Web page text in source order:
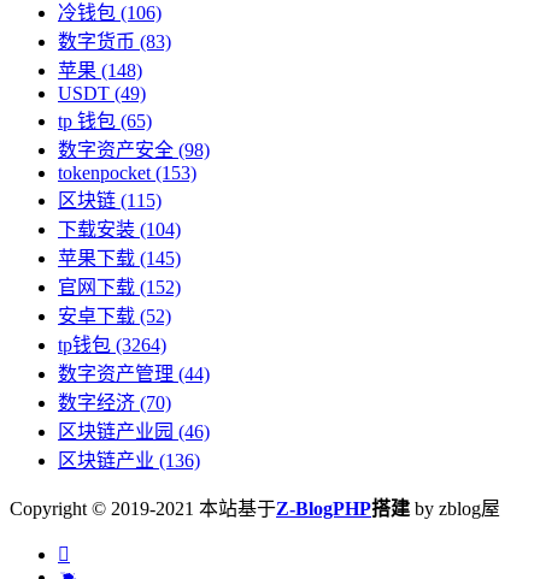
冷钱包 (106)
数字货币 (83)
苹果 (148)
USDT (49)
tp 钱包 (65)
数字资产安全 (98)
tokenpocket (153)
区块链 (115)
下载安装 (104)
苹果下载 (145)
官网下载 (152)
安卓下载 (52)
tp钱包 (3264)
数字资产管理 (44)
数字经济 (70)
区块链产业园 (46)
区块链产业 (136)
Copyright © 2019-2021 本站基于Z-BlogPHP搭建 by zblog屋
